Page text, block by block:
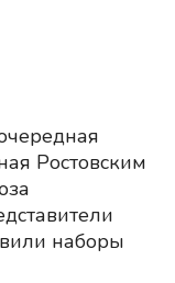
Ростовским
наборы